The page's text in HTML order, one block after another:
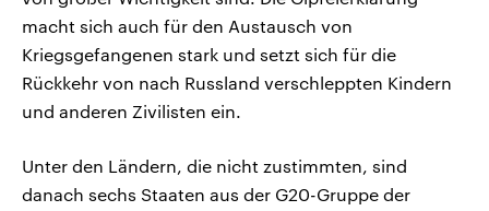
macht sich auch für den Austausch von
Kriegsgefangenen stark und setzt sich für die
Rückkehr von nach Russland verschleppten Kindern
und anderen Zivilisten ein.
Unter den Ländern, die nicht zustimmten, sind
danach sechs Staaten aus der G20-Gruppe der